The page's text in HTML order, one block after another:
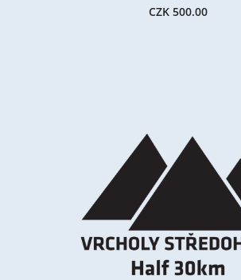
CZK 500.00